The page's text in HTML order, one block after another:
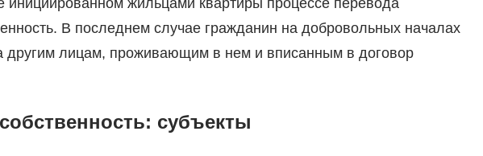
В последнем случае гражданин на добровольных началах
другим лицам, проживающим в нем и вписанным в договор
субъекты